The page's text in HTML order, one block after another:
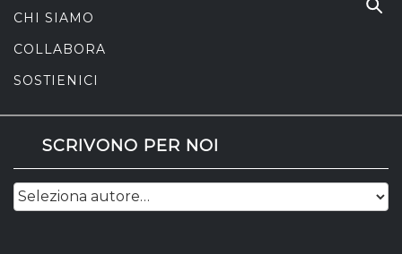
CHI SIAMO
COLLABORA
SOSTIENICI
SCRIVONO PER NOI